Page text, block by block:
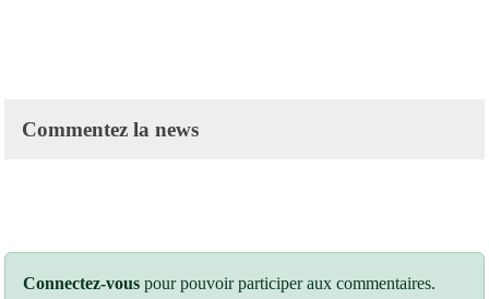
Commentez la news
Connectez-vous pour pouvoir participer aux commentaires.